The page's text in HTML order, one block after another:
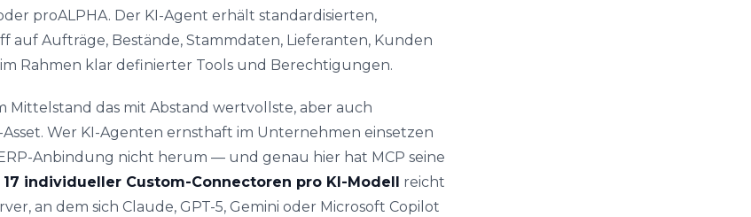
proALPHA. Der KI-Agent erhält standardisierten,
auf Aufträge, Bestände, Stammdaten, Lieferanten, Kunden
Rahmen klar definierter Tools und Berechtigungen.
Mittelstand das mit Abstand wertvollste, aber auch
Wer KI-Agenten ernsthaft im Unternehmen einsetzen
Anbindung nicht herum — und genau hier hat MCP seine
individueller Custom-Connectoren pro KI-Modell reicht
an dem sich Claude, GPT-5, Gemini oder Microsoft Copilot